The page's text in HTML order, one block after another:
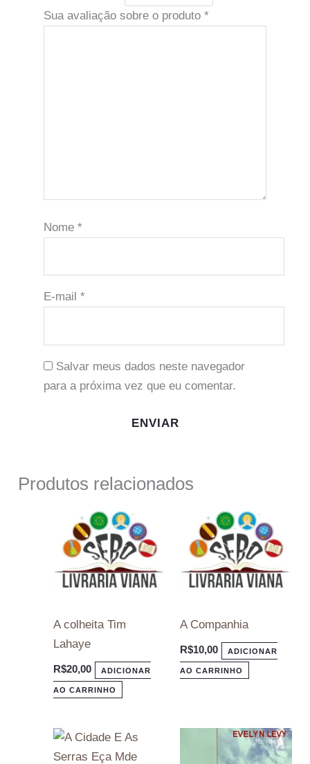
Sua avaliação sobre o produto *
Nome *
E-mail *
Salvar meus dados neste navegador
para a próxima vez que eu comentar.
Produtos relacionados
A colheita Tim
Lahaye
R$20,00 ADICIONAR
AO CARRINHO
A Companhia
R$10,00 ADICIONAR
AO CARRINHO